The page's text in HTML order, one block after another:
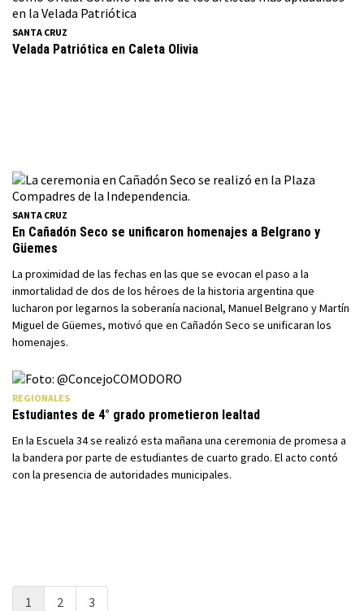
SANTA CRUZ
Velada Patriótica en Caleta Olivia
SANTA CRUZ
En Cañadón Seco se unificaron homenajes a Belgrano y
Güemes
La proximidad de las fechas en las que se evocan el paso a la
inmortalidad de dos de los héroes de la historia argentina que
lucharon por legarnos la soberanía nacional, Manuel Belgrano y Martín
Miguel de Güemes, motivó que en Cañadón Seco se unificaran los
homenajes.
REGIONALES
Estudiantes de 4° grado prometieron lealtad
En la Escuela 34 se realizó esta mañana una ceremonia de promesa a
la bandera por parte de estudiantes de cuarto grado. El acto contó
con la presencia de autoridades municipales.
1 2 3